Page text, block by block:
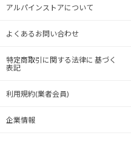
アルパインストアについて
よくあるお問い合わせ
特定商取引に関する法律に 基づく
表記
利用規約(業者会員)
企業情報